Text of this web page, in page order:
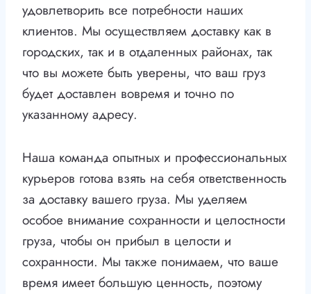
удовлетворить все потребности наших
клиентов. Мы осуществляем доставку как в
городских, так и в отдаленных районах, так
что вы можете быть уверены, что ваш груз
будет доставлен вовремя и точно по
указанному адресу.
Наша команда опытных и профессиональных
курьеров готова взять на себя ответственность
за доставку вашего груза. Мы уделяем
особое внимание сохранности и целостности
груза, чтобы он прибыл в целости и
сохранности. Мы также понимаем, что ваше
время имеет большую ценность, поэтому